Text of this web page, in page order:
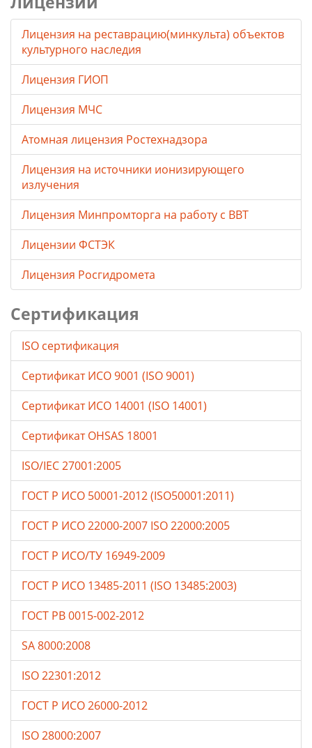
Лицензия на реставрацию(минкульта) объектов
культурного наследия
Лицензия ГИОП
Лицензия МЧС
Атомная лицензия Ростехнадзора
Лицензия на источники ионизирующего
излучения
Лицензия Минпромторга на работу с ВВТ
Лицензии ФСТЭК
Лицензия Росгидромета
Сертификация
ISO сертификация
Сертификат ИСО 9001 (ISO 9001)
Сертификат ИСО 14001 (ISO 14001)
Сертификат OHSAS 18001
ISO/IEC 27001:2005
ГОСТ Р ИСО 50001-2012 (ISO50001:2011)
ГОСТ Р ИСО 22000-2007 ISO 22000:2005
ГОСТ Р ИСО/ТУ 16949-2009
ГОСТ Р ИСО 13485-2011 (ISO 13485:2003)
ГОСТ РВ 0015-002-2012
SA 8000:2008
ISO 22301:2012
ГОСТ Р ИСО 26000-2012
ISO 28000:2007